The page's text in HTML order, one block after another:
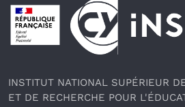
Pied de page
INSTITUT NATIONAL SUPÉRIEUR
ET DE RECHERCHE POUR